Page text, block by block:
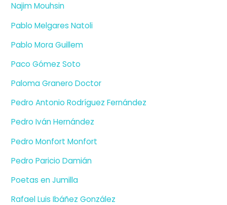
Najim Mouhsin
Pablo Melgares Natoli
Pablo Mora Guillem
Paco Gómez Soto
Paloma Granero Doctor
Pedro Antonio Rodríguez Fernández
Pedro Iván Hernández
Pedro Monfort Monfort
Pedro Paricio Damián
Poetas en Jumilla
Rafael Luis Ibáñez González